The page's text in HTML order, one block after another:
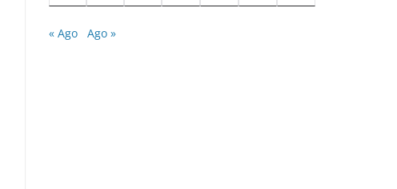
« Ago Ago »